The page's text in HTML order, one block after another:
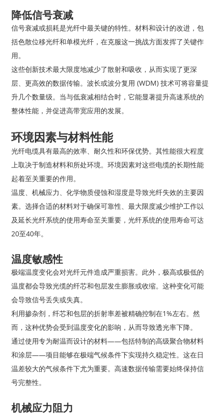
降低信号衰减
信号衰减或损耗是光纤中最关键的特性。材料和设计的改进，包
括色散位移光纤和单模光纤，在克服这一挑战方面发挥了关键作
用。
这些创新技术最大限度地减少了散射和吸收，从而实现了更深
层、更高效的数据传输。波长或波分复用 (WDM) 技术可将容量提
升几个数量级。当与低衰减相结合时，它能显著提升高速系统的
整体性能，并促进高带宽应用的发展。
环境因素与材料性能
光纤电缆具有最高的效率、耐久性和环保优势。其性能很大程度
上取决于制造材料和所处环境。环境因素对这些电缆的长期性能
起着至关重要的作用。
温度、机械应力、化学物质侵蚀和湿度是导致光纤失效的主要因
素。选择合适的材料对于确保可靠性、最大限度减少维护工作以
及延长光纤系统的使用寿命至关重要，光纤系统的使用寿命可达
20至40年。
温度敏感性
极端温度变化会对光纤元件造成严重损害。此外，极高或极低的
温度都会导致光缆的纤芯和包层发生膨胀或收缩。这种变化可能
会导致信号丢失或失真。
利用掺杂剂，纤芯和包层的折射率差被精确控制在1%左右。然
而，这种优势会受到温度变化的影响，从而导致透光率下降。
通过使用专为耐温而设计的材料——包括特制的高级聚合物材料
和涂层——项目能够在极端气候条件下实现持久稳定性。这在日
温差较大的气候条件下尤为重要。高速数据传输需要始终保持信
号完整性。
机械应力阻力